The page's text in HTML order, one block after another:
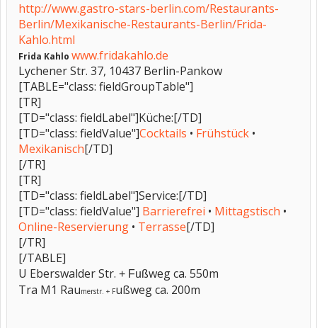
http://www.gastro-stars-berlin.com/Restaurants-
Berlin/Mexikanische-Restaurants-Berlin/Frida-
Kahlo.html
Frida Kahlo www.fridakahlo.de
Lychener Str. 37, 10437 Berlin-Pankow
[TABLE="class: fieldGroupTable"]
[TR]
[TD="class: fieldLabel"]Küche:[/TD]
[TD="class: fieldValue"]Cocktails • Frühstück •
Mexikanisch[/TD]
[/TR]
[TR]
[TD="class: fieldLabel"]Service:[/TD]
[TD="class: fieldValue"] Barrierefrei • Mittagstisch •
Online-Reservierung • Terrasse[/TD]
[/TR]
[/TABLE]
U Eberswalder Str. + Fußweg ca. 550m
Tra M1 Raumerstr. + Fußweg ca. 200m